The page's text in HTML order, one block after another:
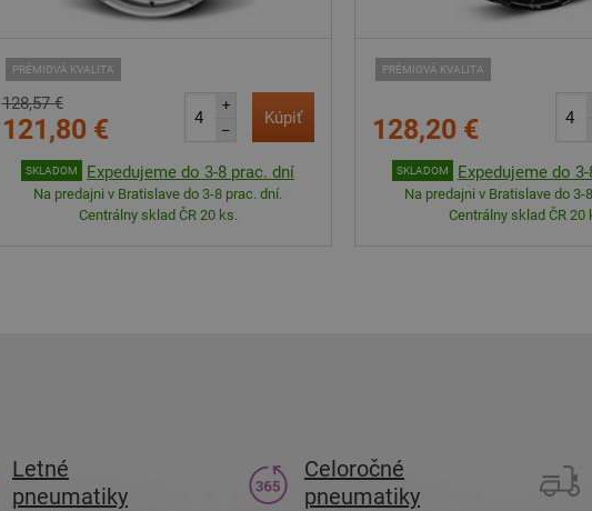
PRÉMIOVÁ KVALITA
128,57 €
121,80 €
+
–
Kúpiť
SKLADOM Expedujeme do 3-8 prac. dní
Na predajni v Bratislave do 3-8 prac. dní.
Centrálny sklad ČR 20 ks.
PRÉMIOVÁ KVALITA
128,20 €
SKLADOM Expedujeme do
Na predajni v Bratislave do 3-
Centrálny sklad ČR 20
Letné
pneumatiky
Celoročné
pneumatiky